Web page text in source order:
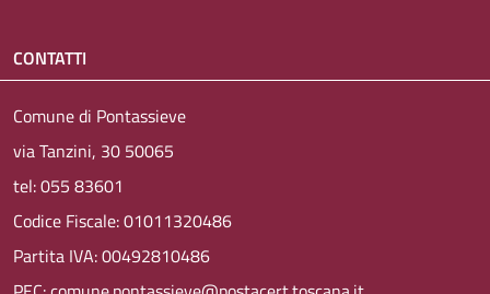
CONTATTI
Comune di Pontassieve
via Tanzini, 30 50065
tel: 055 83601
Codice Fiscale: 01011320486
Partita IVA: 00492810486